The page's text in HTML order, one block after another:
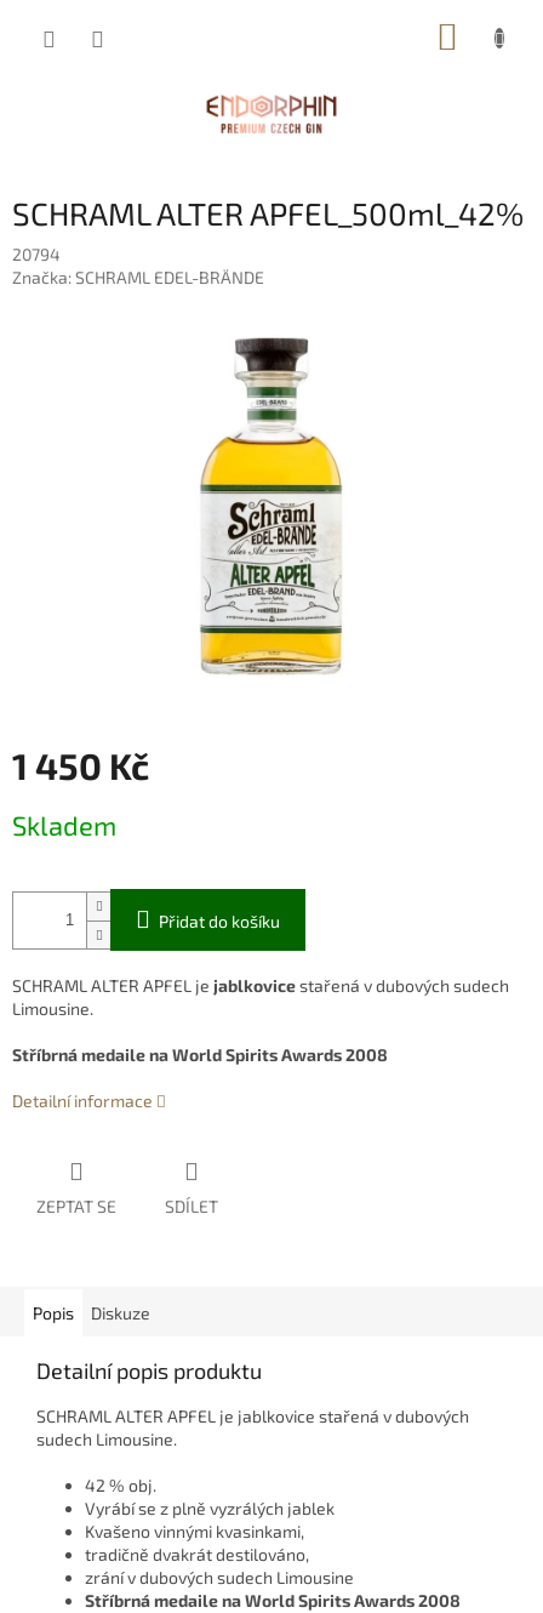
SCHRAML ALTER APFEL_500ml_42%
20794
Značka:SCHRAML EDEL-BRÄNDE
1 450 Kč
cena:
Skladem
Přidat do košíku
SCHRAML ALTER APFEL je jablkovicestařená v dubových sudech
Limousine.
Stříbrnámedailena World Spirits Awards2008
Detailní informace
ZEPTAT SE SDÍLET
Popis Diskuze
Detailní popis produktu
SCHRAML ALTER APFEL je jablkovice stařená v dubových
sudech Limousine.
42 % obj.
Vyrábí se z plně vyzrálých jablek
Kvašeno vinnými kvasinkami,
tradičně dvakrát destilováno,
zrání v dubových sudech Limousine
Stříbrnámedailena World Spirits Awards2008